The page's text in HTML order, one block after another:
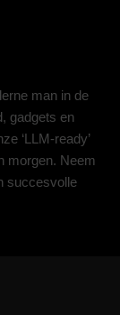
man in de
gadgets en
‘LLM-ready’
morgen. Neem
succesvolle